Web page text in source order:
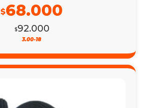
$92.000
$68.000
3.00-18